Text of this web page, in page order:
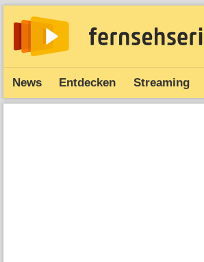
News Entdecken Streaming